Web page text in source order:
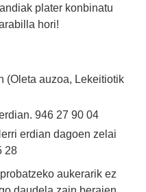
plater konbinatu
hori!
(Oleta auzoa, Lekeitiotik
946 27 90 04
erdian dagoen zelai
28
aukerarik ez